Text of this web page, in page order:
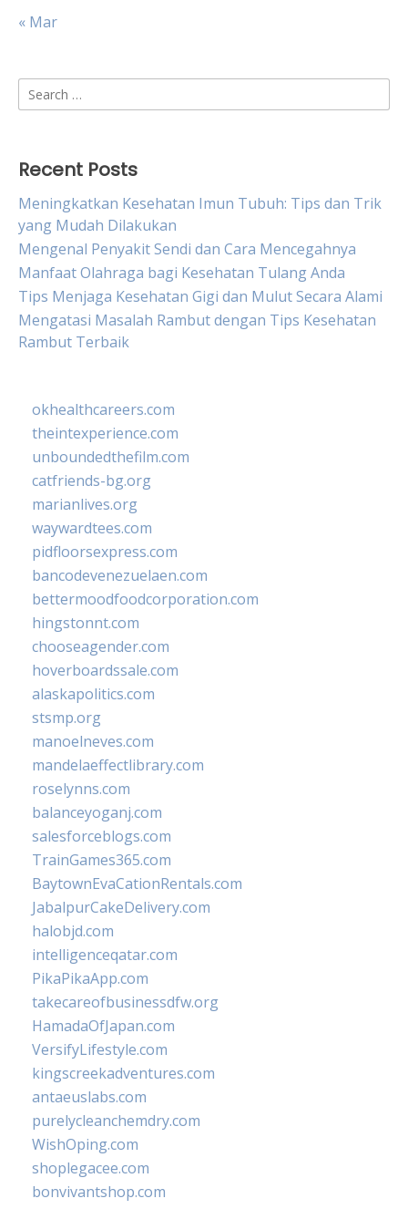
« Mar
Search
for:
Recent Posts
Meningkatkan Kesehatan Imun Tubuh: Tips dan Trik
yang Mudah Dilakukan
Mengenal Penyakit Sendi dan Cara Mencegahnya
Manfaat Olahraga bagi Kesehatan Tulang Anda
Tips Menjaga Kesehatan Gigi dan Mulut Secara Alami
Mengatasi Masalah Rambut dengan Tips Kesehatan
Rambut Terbaik
okhealthcareers.com
theintexperience.com
unboundedthefilm.com
catfriends-bg.org
marianlives.org
waywardtees.com
pidfloorsexpress.com
bancodevenezuelaen.com
bettermoodfoodcorporation.com
hingstonnt.com
chooseagender.com
hoverboardssale.com
alaskapolitics.com
stsmp.org
manoelneves.com
mandelaeffectlibrary.com
roselynns.com
balanceyoganj.com
salesforceblogs.com
TrainGames365.com
BaytownEvaCationRentals.com
JabalpurCakeDelivery.com
halobjd.com
intelligenceqatar.com
PikaPikaApp.com
takecareofbusinessdfw.org
HamadaOfJapan.com
VersifyLifestyle.com
kingscreekadventures.com
antaeuslabs.com
purelycleanchemdry.com
WishOping.com
shoplegacee.com
bonvivantshop.com